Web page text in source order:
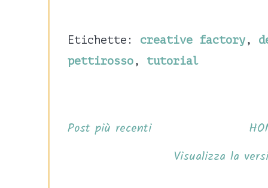
Etichette: creative factory ,
pettirosso , tutorial
Post più recenti
Visualizza la